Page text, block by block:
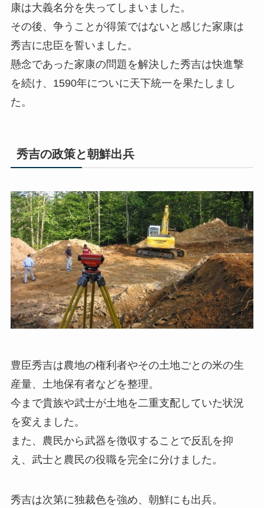
康は大義名分を失ってしまいました。
その後、争うことが得策ではないと感じた家康は
秀吉に忠臣を誓いました。
懸念であった家康の問題を解決した秀吉は快進撃
を続け、1590年についに天下統一を果たしまし
た。
秀吉の政策と朝鮮出兵
豊臣秀吉は農地の権利者やその土地ごとの米の生
産量、土地保有者などを整理。
今まで貴族や武士が土地を二重支配していた状況
を変えました。
また、農民から武器を徴収することで反乱を抑
え、武士と農民の役職を完全に分けました。
秀吉は次第に独裁色を強め、朝鮮にも出兵。